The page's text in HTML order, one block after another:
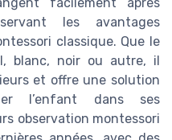
les avantages
classique. Que le
blanc, noir ou autre, il
et offre une solution
l’enfant dans ses
observation montessori